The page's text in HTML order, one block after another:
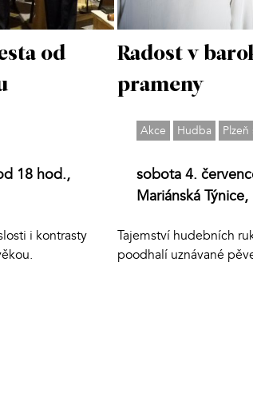
od
18 hod.,
i kontrasty
Radost v
prameny
Akce Hudba
sobota 4.
Mariánská
Tajemství hudebních
poodhalí uznávané